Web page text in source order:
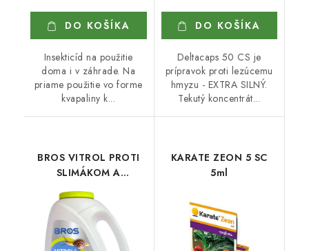
DO KOŠÍKA
Insekticíd na použitie
doma i v záhrade. Na
priame použitie vo forme
kvapaliny k...
DO KOŠÍKA
Deltacaps 50 CS je
prípravok proti lezúcemu
hmyzu - EXTRA SILNÝ.
Tekutý koncentrát...
BROS VITROL PROTI
SLIMÁKOM A
KARATE ZEON 5 SC
5ml